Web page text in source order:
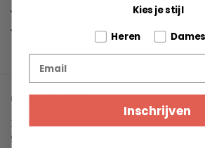
Unieke collectie maritieme kleding
Al 60+ jaar passie voor maritieme
Omschrijving
20'''
90 mm
Kies je stijl
Tell us about your pets
Heren Dames
Inschrijven